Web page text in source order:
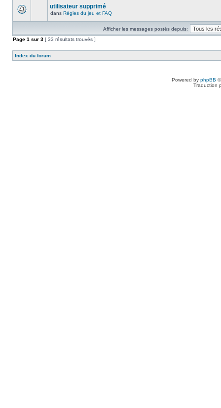
utilisateur supprimé
dans Règles du jeu et FAQ
Afficher les messages postés depuis:
Page 1 sur 3 [ 33 résultats trouvés ]
Index du forum
Powered by phpBB
Traduction